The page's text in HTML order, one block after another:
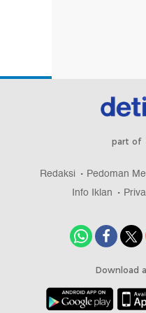
part of
Redaksi Pedoman
Info Iklan
Download